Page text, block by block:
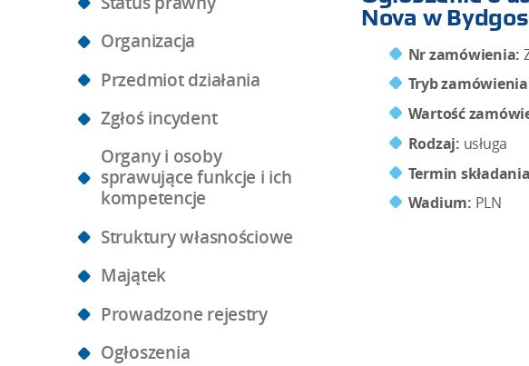
Organizacja
Przedmiot działania
Zgłoś incydent
Organy i osoby
sprawujące funkcje i ich
kompetencje
Struktury własnościowe
Majątek
Prowadzone rejestry
Ogłoszenia
Nova w
Nr zamówienia:
Tryb
Wartość
Rodzaj: usługa
Termin
Wadium: PLN